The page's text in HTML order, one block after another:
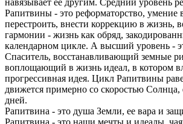
Рапитвины - это реформаторство, умение
перестроить, внести коррекцию в жизнь,
гармонии - жизнь как обряд,
календарном цикле. А высший уровень -
Спаситель, восстанавливающий земные
воплощающий в жизнь идеал, в котором
прогрессивная идея. Цикл Рапитвины
движется примерно со скоростью Солнца,
дней.
Рапитвина - это душа Земли, ее вара и
Рапитвина - это наши мечты и идеалы,